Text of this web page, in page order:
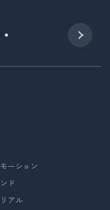
ーション
ド
アル